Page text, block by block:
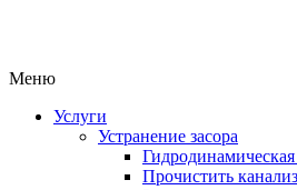
Меню
Услуги
Устранение засора
Прочистить